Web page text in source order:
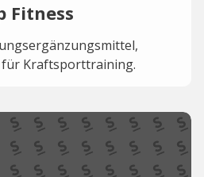
Fitness
Kraftsporttraining.